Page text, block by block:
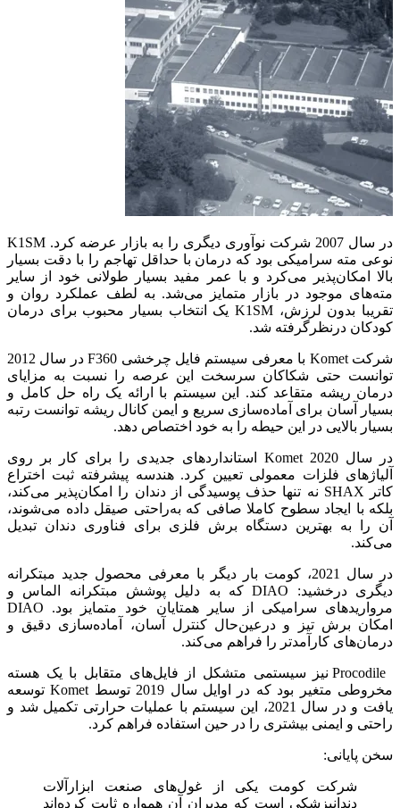
در سال 2007 شرکت نوآوری دیگری را به بازار عرضه کرد. K1SM
نوعی مته سرامیکی بود که درمان با حداقل تهاجم را با دقت بسیار
بالا امکان‌پذیر می‌کرد و با عمر مفید بسیار طولانی خود از سایر
مته‌های موجود در بازار متمایز می‌شد. به لطف عملکرد روان و
تقریبا بدون لرزش، K1SM یک انتخاب بسیار محبوب برای درمان
کودکان درنظرگرفته شد.
شرکت Komet با معرفی سیستم فایل چرخشی F360 در سال 2012
توانست حتی شکاکان سرسخت این عرصه را نسبت به مزایای
درمان ریشه متقاعد کند. این سیستم با ارائه یک راه حل کامل و
بسیار آسان برای آماده‌سازی سریع و ایمن کانال ریشه توانست رتبه
بسیار بالایی در این حیطه را به خود اختصاص دهد.
در سال 2020 Komet استانداردهای جدیدی را برای کار بر روی
آلیاژهای فلزات معمولی تعیین کرد. هندسه پیشرفته ثبت اختراع
کاتر SHAX نه تنها حذف پوسیدگی از دندان را امکان‌پذیر می‌کند،
بلکه با ایجاد سطوح کاملا صافی که به‌راحتی صیقل داده می‌شوند،
آن را به بهترین دستگاه برش فلزی برای فناوری دندان تبدیل
می‌کند.
در سال 2021، کومت بار دیگر با معرفی محصول جدید مبتکرانه
دیگری درخشید: DIAO که به دلیل پوشش مبتکرانه الماس و
مرواریدهای سرامیکی از سایر همتایان خود متمایز بود. DIAO
امکان برش تیز و درعین‌حال کنترل آسان، آماده‌سازی دقیق و
درمان‌های کارآمدتر را فراهم می‌کند.
Procodile نیز سیستمی متشکل از فایل‌های متقابل با یک هسته
مخروطی متغیر بود که در اوایل سال 2019 توسط Komet توسعه
یافت و در سال 2021، این سیستم با عملیات حرارتی تکمیل شد و
راحتی و ایمنی بیشتری را در حین استفاده فراهم کرد.
سخن پایانی:
شرکت کومت یکی از غول‌های صنعت ابزارآلات
دندانپزشکی است که مدیران آن همواره ثابت کرده‌اند